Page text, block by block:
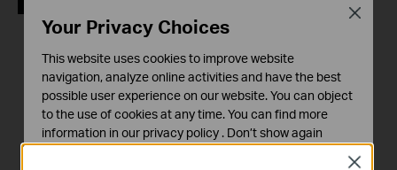
TP-Link Wi-Fi 7
Router Unboxing and
Setup on the Tether
APP (take Archer
BE230 as Example)
Close
Your Privacy Choices
This website uses cookies to improve website
navigation, analyze online activities and have the best
possible user experience on our website. You can object
to the use of cookies at any time. You can find more
information in our privacy policy . Don’t show again
Close